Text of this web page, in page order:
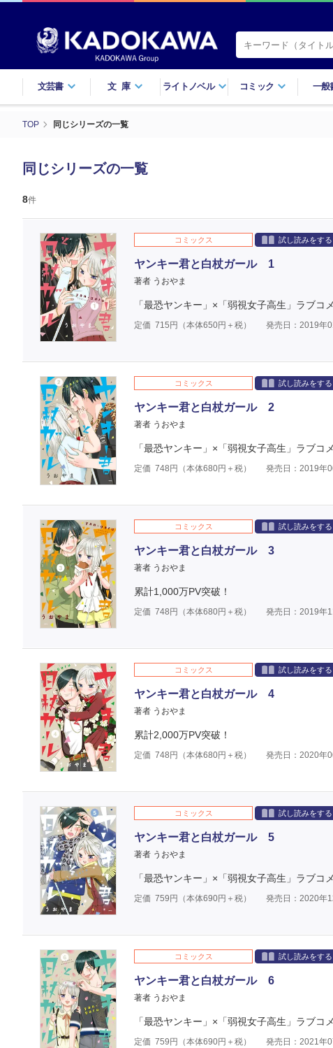
文芸書 文庫 ライトノベル コミック 一般
TOP 同じシリーズの一覧
同じシリーズの一覧
8件
コミックス 試し読みをする
ヤンキー君と白杖ガール 1
著者 うおやま
「最恐ヤンキー」×「弱視女子高生」ラブコ
定価 715 円（本体650円＋税） 発売日：2019年
コミックス 試し読みをする
ヤンキー君と白杖ガール 2
著者 うおやま
「最恐ヤンキー」×「弱視女子高生」ラブコ
定価 748 円（本体680円＋税） 発売日：2019年
コミックス 試し読みをする
ヤンキー君と白杖ガール 3
著者 うおやま
累計1,000万PV突破！
定価 748 円（本体680円＋税） 発売日：2019年
コミックス 試し読みをする
ヤンキー君と白杖ガール 4
著者 うおやま
累計2,000万PV突破！
定価 748 円（本体680円＋税） 発売日：2020年
コミックス 試し読みをする
ヤンキー君と白杖ガール 5
著者 うおやま
「最恐ヤンキー」×「弱視女子高生」ラブコ
定価 759 円（本体690円＋税） 発売日：2020年
コミックス 試し読みをする
ヤンキー君と白杖ガール 6
著者 うおやま
「最恐ヤンキー」×「弱視女子高生」ラブコ
定価 759 円（本体690円＋税） 発売日：2021年